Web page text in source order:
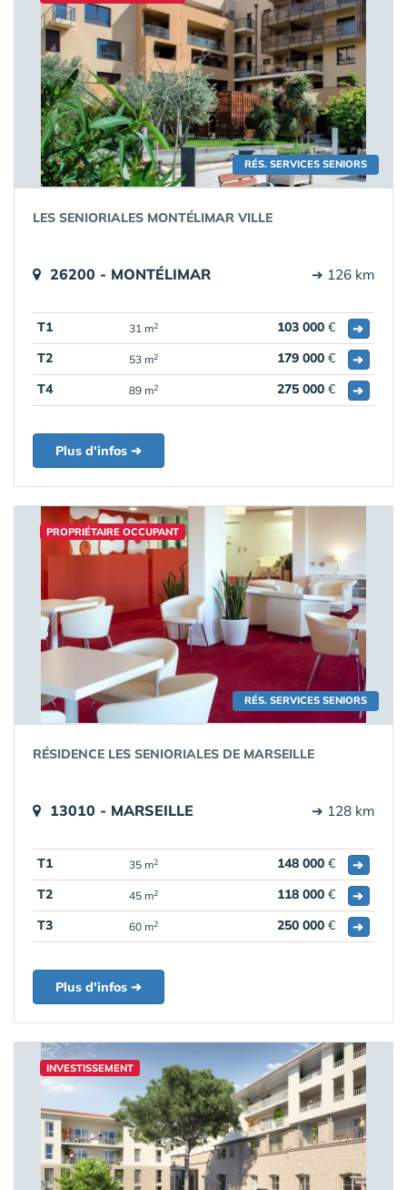
RÉS. SERVICES SENIORS
LES SENIORIALES MONTÉLIMAR VILLE
26200 - MONTÉLIMAR ➔ 126 km
T1 31 m2 103 000 €
➔
T2
53 m2 179 000 €
➔
T4
89 m2 275 000 € ➔
Plus d'infos ➔
RÉS. SERVICES SENIORS
PROPRIÉTAIRE OCCUPANT
RÉSIDENCE LES SENIORIALES DE MARSEILLE
13010 - MARSEILLE ➔ 128 km
T1 35 m2 148 000 €
➔
T2
45 m2 118 000 €
➔
T3
60 m2 250 000 € ➔
Plus d'infos ➔
INVESTISSEMENT